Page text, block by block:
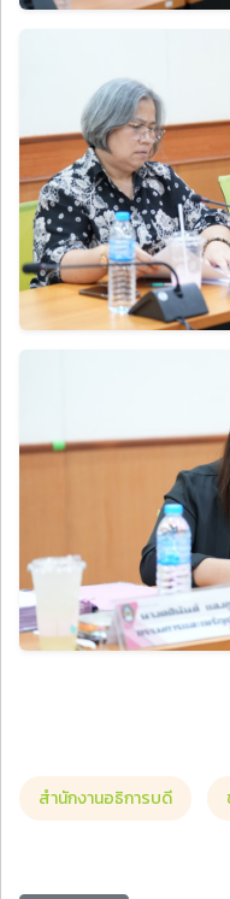
สำนักงานอธิการบดี